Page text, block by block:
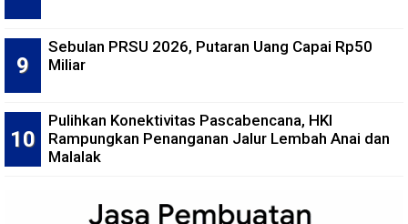
Sebulan PRSU 2026, Putaran Uang Capai Rp50
Miliar
Pulihkan Konektivitas Pascabencana, HKI
Rampungkan Penanganan Jalur Lembah Anai dan
Malalak